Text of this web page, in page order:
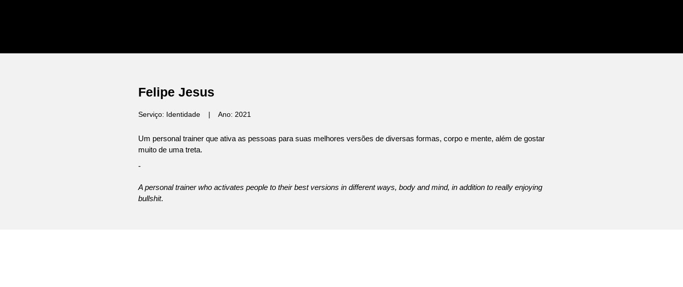
Felipe Jesus
Serviço: Identidade | Ano: 2021
Um personal trainer que ativa as pessoas para suas melhores versões de diversas formas, corpo e mente, além de gostar
muito de uma treta.
-
A personal trainer who activates people to their best versions in different ways, body and mind, in addition to really enjoying
bullshit.